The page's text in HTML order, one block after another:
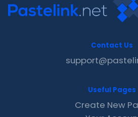
Contact Us
Useful Pages
Create New